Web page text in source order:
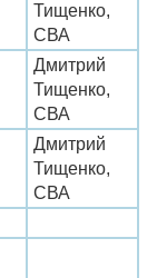
Тищенко,
СВА
Дмитрий
Тищенко,
СВА
Дмитрий
Тищенко,
СВА